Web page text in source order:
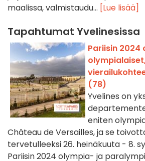
maalissa, valmistaudu... [Lue lisää]
Tapahtumat Yvelinesissa
Pariisin
(78)
Yvelines on
eniten
Château de Versailles, ja se
tervetulleeksi 26. heinäkuuta - 8.
Pariisin 2024 olympia- ja